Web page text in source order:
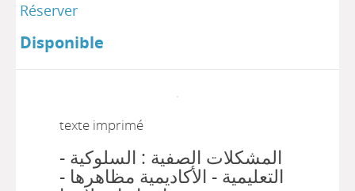
Réserver
Disponible
texte imprimé
المشكلات الصفية : السلوكية -
التعليمية - الأكاديمية مظاهرها -